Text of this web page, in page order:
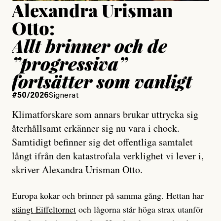
Alexandra Urisman
Otto:
Allt brinner och de
”progressiva”
fortsätter som vanligt
#50/2026Signerat
Klimatforskare som annars brukar uttrycka sig
återhållsamt erkänner sig nu vara i chock.
Samtidigt befinner sig det offentliga samtalet
långt ifrån den katastrofala verklighet vi lever i,
skriver Alexandra Urisman Otto.
Europa kokar och brinner på samma gång. Hettan har
stängt Eiffeltornet och lågorna står höga strax utanför